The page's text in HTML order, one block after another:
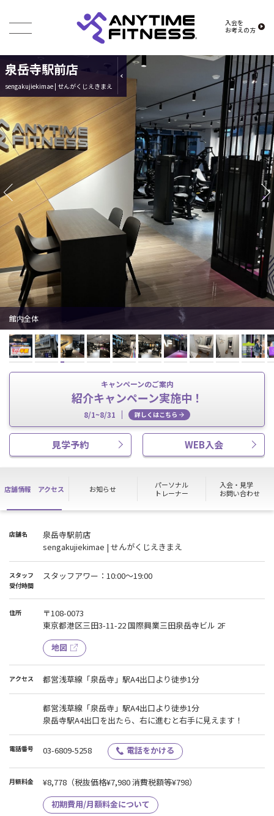
入会を
お考えの方
泉岳寺駅前店
sengakujiekimae | せんがくじえきまえ
館内全体
キャンペーンのご案内
紹介キャンペーン実施中！
8/1~8/31 詳しくはこちら
見学予約 WEB入会
店舗情報 アクセス お知らせ
パーソナル
トレーナー
入会・見学
お問い合わせ
店舗名
泉岳寺駅前店
sengakujiekimae | せんがくじえきまえ
スタッフ
受付時間
スタッフアワー：10:00〜19:00
住所
〒108-0073
東京都港区三田3-11-22 国際興業三田泉岳寺ビル 2F
地図
アクセス 都営浅草線「泉岳寺」駅A4出口より徒歩1分
都営浅草線「泉岳寺」駅A4出口より徒歩1分
泉岳寺駅A4出口を出たら、右に進むと右手に見えます！
電話番号 03-6809-5258 電話をかける
月額料金 ¥8,778 （税抜価格¥7,980 消費税額等¥798）
初期費用/月額料金について